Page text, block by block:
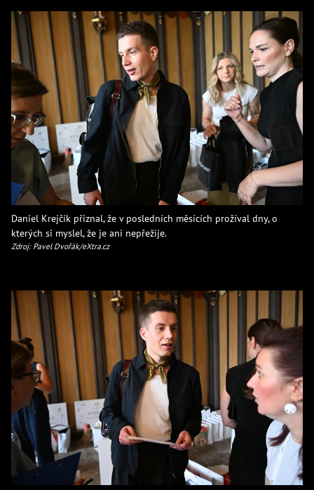
Daniel Krejčík přiznal, že v posledních měsících prožíval dny, o
kterých si myslel, že je ani nepřežije.
Zdroj: Pavel Dvořák/eXtra.cz